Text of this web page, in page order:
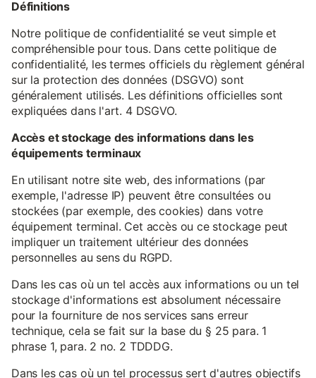
Définitions
Notre politique de confidentialité se veut simple et
compréhensible pour tous. Dans cette politique de
confidentialité, les termes officiels du règlement général
sur la protection des données (DSGVO) sont
généralement utilisés. Les définitions officielles sont
expliquées dans l'art. 4 DSGVO.
Accès et stockage des informations dans les
équipements terminaux
En utilisant notre site web, des informations (par
exemple, l'adresse IP) peuvent être consultées ou
stockées (par exemple, des cookies) dans votre
équipement terminal. Cet accès ou ce stockage peut
impliquer un traitement ultérieur des données
personnelles au sens du RGPD.
Dans les cas où un tel accès aux informations ou un tel
stockage d'informations est absolument nécessaire
pour la fourniture de nos services sans erreur
technique, cela se fait sur la base du § 25 para. 1
phrase 1, para. 2 no. 2 TDDDG.
Dans les cas où un tel processus sert d'autres objectifs